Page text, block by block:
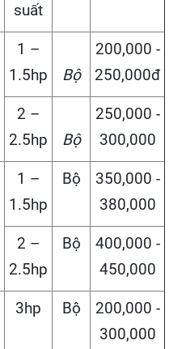
suất
1 –
1.5hp
Bộ
200,000 -
250,000đ
2 –
2.5hp
Bộ
250,000 -
300,000
1 –
1.5hp
Bộ
350,000 -
380,000
2 –
2.5hp
Bộ
400,000 -
450,000
3hp Bộ
200,000 -
300,000